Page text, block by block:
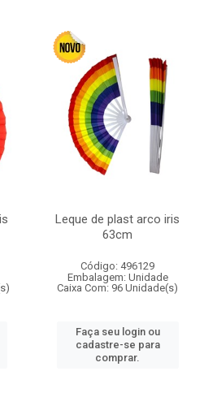
Leque de plast arco iris
63cm
Código: 496129
Embalagem: Unidade
Caixa Com: 96 Unidade(s)
Faça seu login ou
cadastre-se para
comprar.